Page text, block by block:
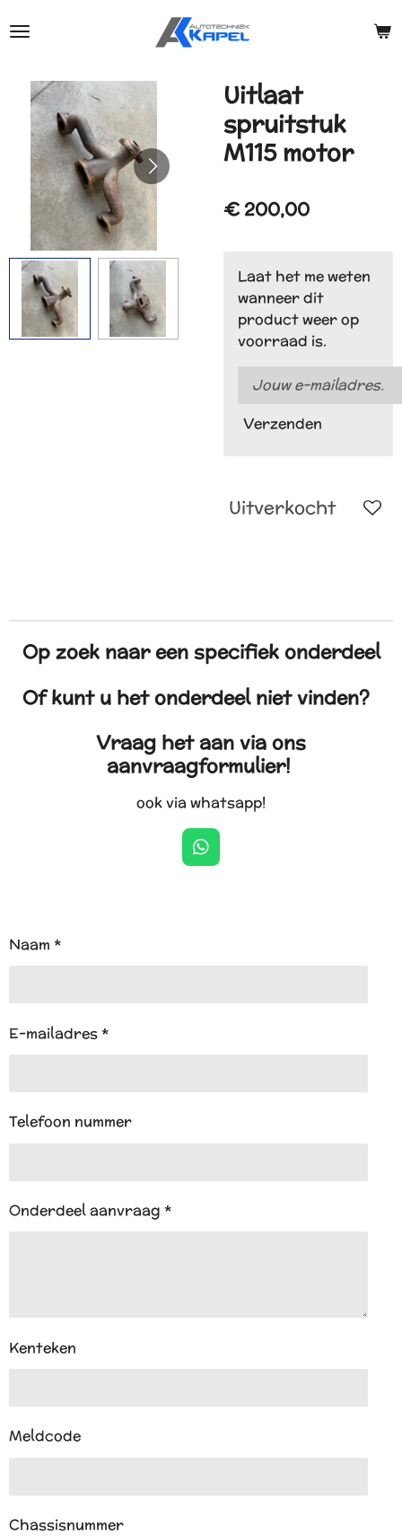
direct
hoofdinhoud
Uitlaat
spruitstuk
M115 motor
€ 200,00
Laat het me weten
wanneer dit
product weer op
voorraad is.
Verzenden
Uitverkocht
Op zoek naar een specifiek onderdeel
Of kunt u het onderdeel niet vinden?
Vraag het aan via ons
aanvraagformulier!
ook via whatsapp!
W
h
Naam *
E-mailadres *
Telefoon nummer
Onderdeel aanvraag *
Kenteken
Meldcode
Chassisnummer